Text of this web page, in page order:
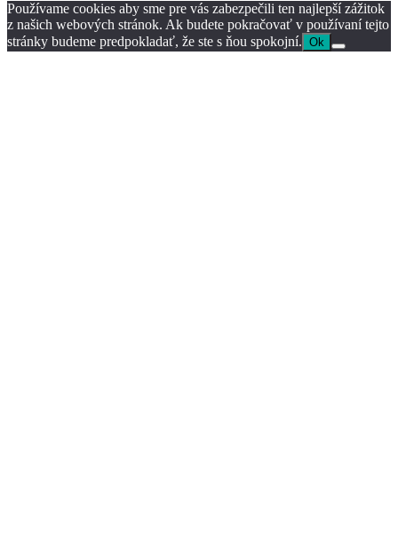
Používame cookies aby sme pre vás zabezpečili ten najlepší zážitok
z našich webových stránok. Ak budete pokračovať v používaní tejto
stránky budeme predpokladať, že ste s ňou spokojní. Ok